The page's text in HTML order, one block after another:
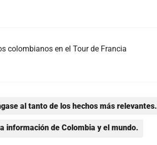
colombianos en el Tour de Francia
al tanto de los hechos más relevantes.
información de Colombia y el mundo.